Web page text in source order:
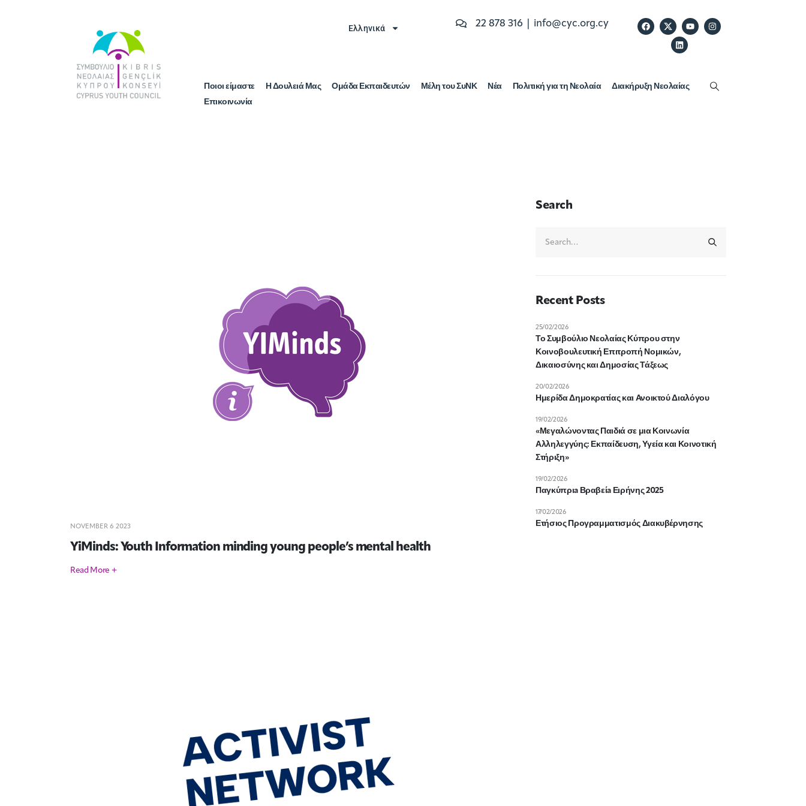
Ελληνικά 22 878 316 | info@cyc.org.cy
Ποιοι είμαστε Η Δουλειά Μας Ομάδα Εκπαιδευτών Μέλη του ΣυΝΚ Νέα Πολιτική για τη Νεολαία
Διακήρυξη Νεολαίας
Επικοινωνία
NOVEMBER 6 2023
YiMinds: Youth Information minding young people’s mental health
Read More +
Search
Recent Posts
Το Συμβούλιο Νεολαίας Κύπρου στην
Κοινοβουλευτική Επιτροπή Νομικών,
Δικαιοσύνης και Δημοσίας Τάξεως
25/02/2026
Ημερίδα Δημοκρατίας και Ανοικτού Διαλόγου
20/02/2026
«Μεγαλώνοντας Παιδιά σε μια Κοινωνία
Αλληλεγγύης: Εκπαίδευση, Υγεία και Κοινοτική
Στήριξη»
19/02/2026
Παγκύπριa Βραβείa Ειρήνης 2025
19/02/2026
Ετήσιος Προγραμματισμός Διακυβέρνησης
17/02/2026